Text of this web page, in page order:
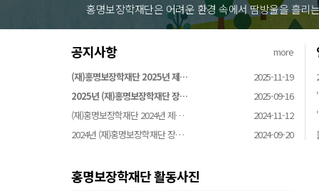
홍명보장학재단은 어려운 환경 속에서 땀방울을 흘리
공지사항
more
(재)홍명보장학재단 2025년 제…
2025-11-19
2025년 (재)홍명보장학재단 장…
2025-09-16
(재)홍명보장학재단 2024년 제…
2024-11-12
2024년 (재)홍명보장학재단 장…
2024-09-20
홍명보장학재단 활동사진